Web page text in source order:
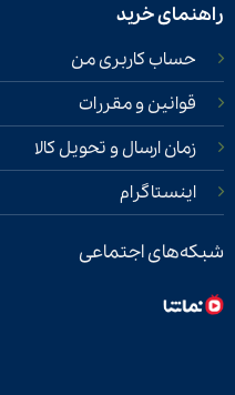
راهنمای خرید
حساب کاربری من
قوانین و مقررات
زمان ارسال و تحویل کالا
اینستاگرام
شبکه‌های اجتماعی